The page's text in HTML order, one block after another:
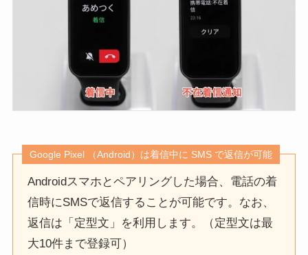
Google Pixel （Android）は着信中に SMS で返信が可能
Androidスマホとペアリングした場合、電話の着
信時にSMSで返信することが可能です。なお、
返信は「定型文」を利用します。（定型文は最
大10件まで登録可）